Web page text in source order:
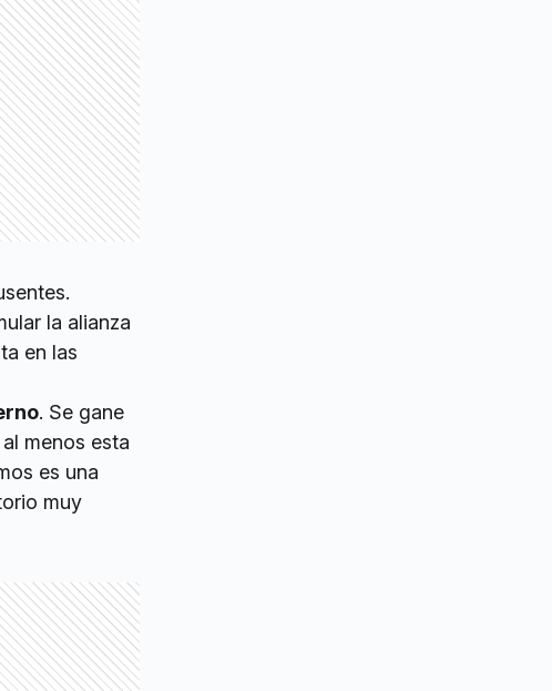
la alianza
en las
. Se gane
menos esta
es una
muy